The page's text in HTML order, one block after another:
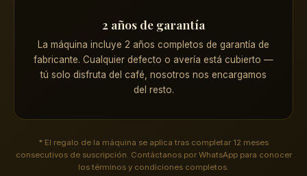
2 años de garantía
La máquina incluye 2 años completos de garantía de
fabricante. Cualquier defecto o avería está cubierto —
tú solo disfruta del café, nosotros nos encargamos
del resto.
* El regalo de la máquina se aplica tras completar 12 meses
consecutivos de suscripción. Contáctanos por WhatsApp para conocer
los términos y condiciones completos.